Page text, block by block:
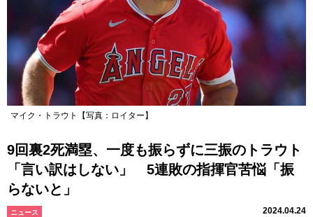
マイク・トラウト【写真：ロイター】
9回裏2死満塁、一度も振らずに三振のトラウト
「言い訳はしない」 5連敗の指揮官苦悩「振
らないと」
ニュース 2024.04.24